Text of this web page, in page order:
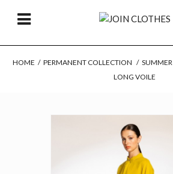
HOME / PERMANENT COLLECTION / SUMMER
LONG VOILE